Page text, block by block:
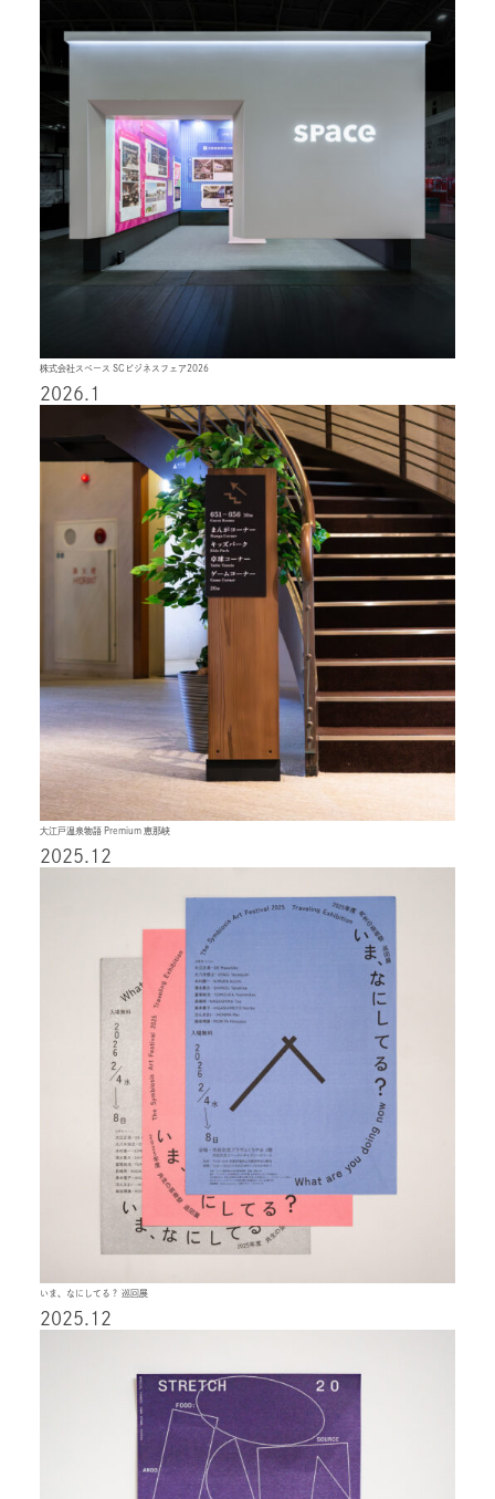
株式会社スペース SCビジネスフェア2026
2026.1
大江戸温泉物語 Premium 恵那峡
2025.12
いま、なにしてる？ 巡回展
2025.12